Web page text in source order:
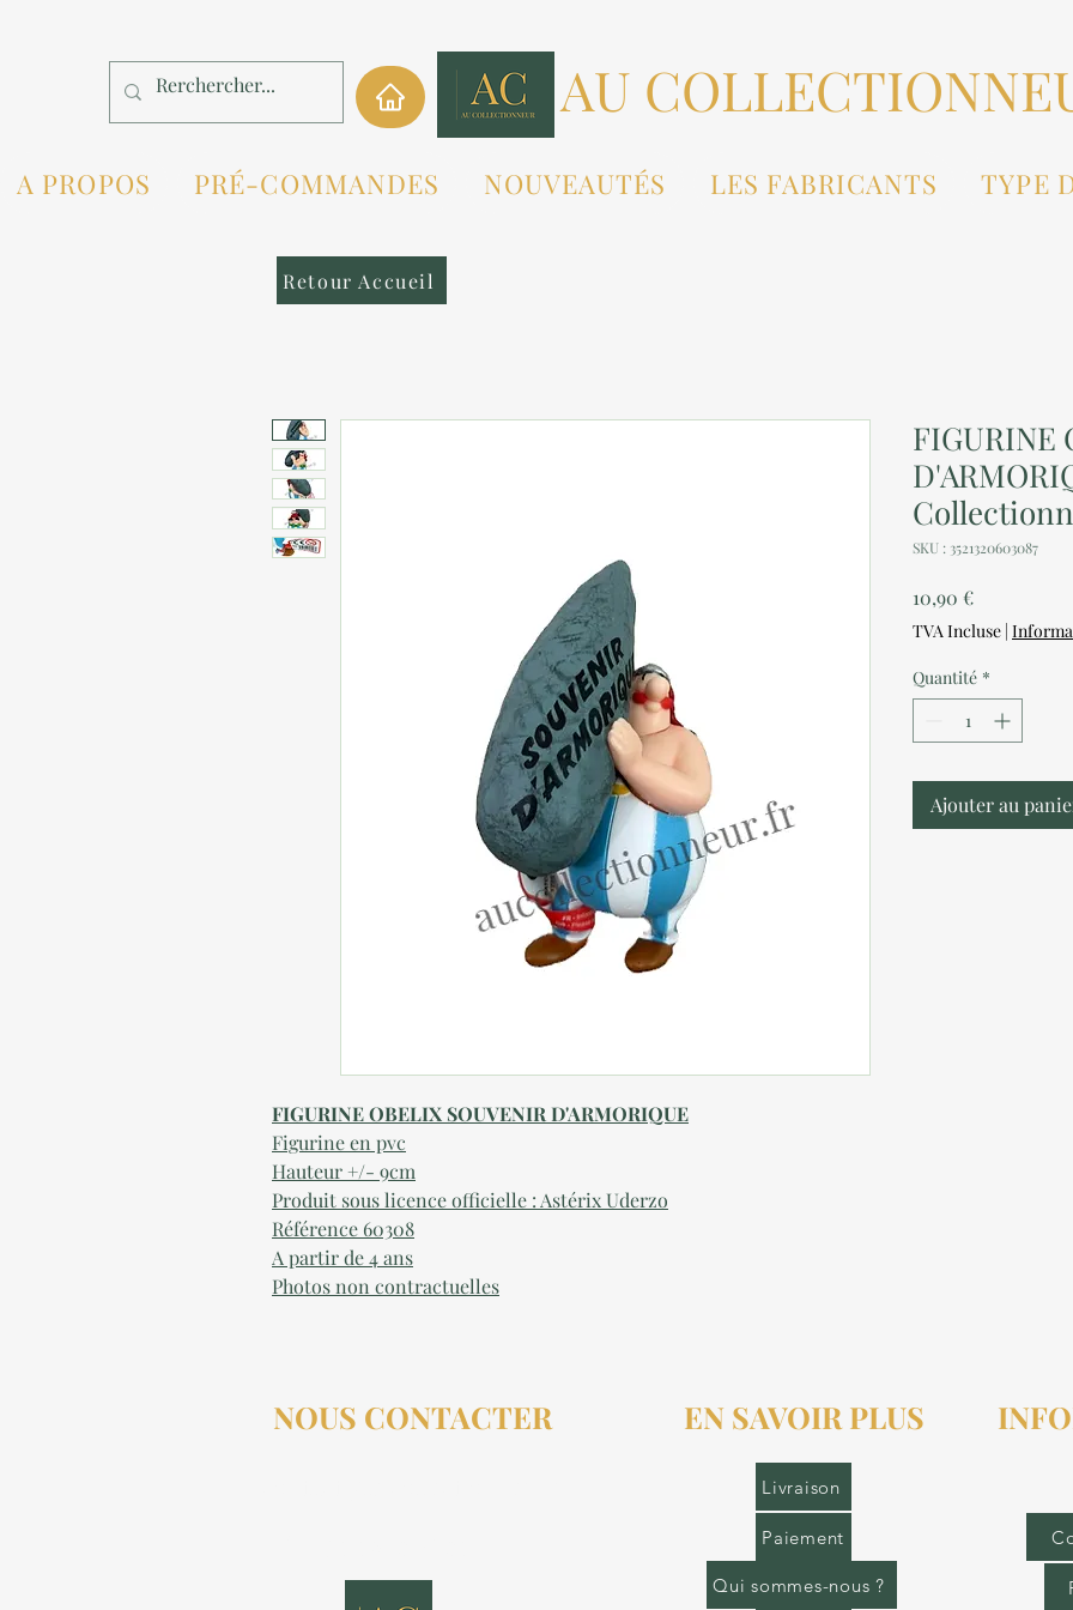
AU
A PROPOS PRÉ-COMMANDES NOUVEAUTÉS LES FABRICANTS TYPE
FIGURINE OBELIX SOUVENIR D'ARMORIQUE
Figurine en pvc
Hauteur +/- 9cm
Produit sous licence officielle : Astérix Uderzo
Référence 60308
A partir de 4 ans
Photos non contractuelles
FIGURINE
SKU : 3521320603087
10,90 €Prix
TVA Incluse |
Quantité *
Ajouter au
Retour Accueil
NOUS CONTACTER EN SAVOIR PLUS
Livraison
Paiement
Qui sommes-nous ?